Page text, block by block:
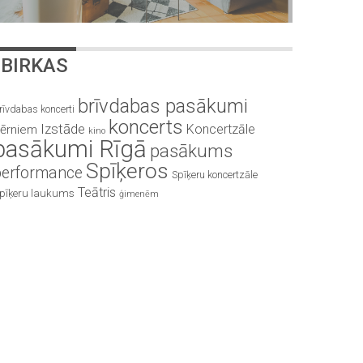
BIRKAS
koncerti brīvdabas pasākumi
Izstāde kino koncerts Koncertzāle
Rīgā pasākums
Spīķeros Spīķeru koncertzāle
laukums Teātris ģimenēm